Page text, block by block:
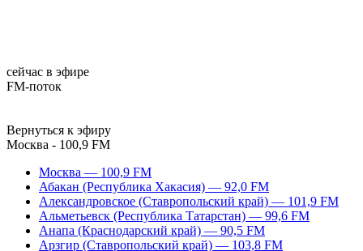
сейчас в эфире
FM-поток
Вернуться к эфиру
Москва - 100,9 FM
Москва — 100,9 FM
Абакан (Республика Хакасия) — 92,0 FM
Александровское (Ставропольский край) — 101,9 FM
Альметьевск (Республика Татарстан) — 99,6 FM
Анапа (Краснодарский край) — 90,5 FM
Арзгир (Ставропольский край) — 103,8 FM